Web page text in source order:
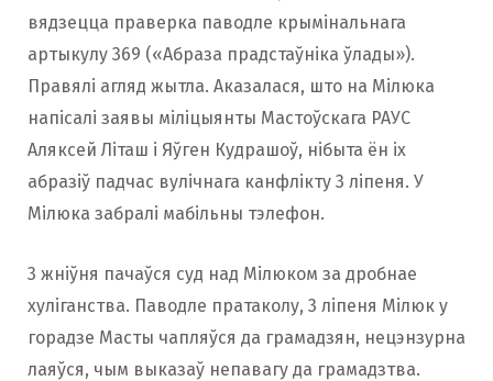
вядзецца праверка паводле крымінальнага
артыкулу 369 («Абраза прадстаўніка ўлады»).
Правялі агляд жытла. Аказалася, што на Мілюка
напісалі заявы міліцыянты Мастоўскага РАУС
Аляксей Літаш і Яўген Кудрашоў, нібыта ён іх
абразіў падчас вулічнага канфлікту 3 ліпеня. У
Мілюка забралі мабільны тэлефон.
3 жніўня пачаўся суд над Мілюком за дробнае
хуліганства. Паводле пратаколу, 3 ліпеня Мілюк у
горадзе Масты чапляўся да грамадзян, нецэнзурна
лаяўся, чым выказаў непавагу да грамадзтва.